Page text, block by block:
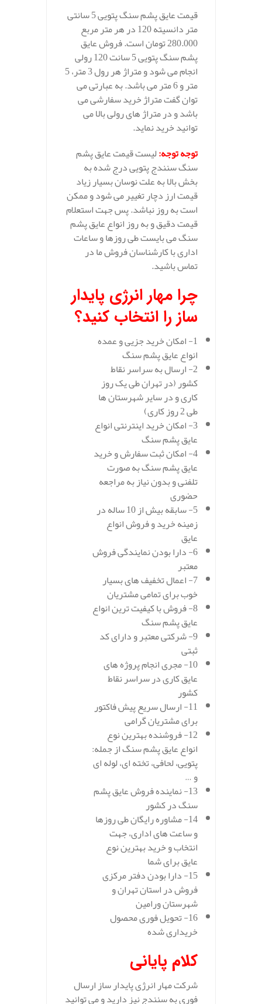
قیمت عایق پشم سنگ پتویی 5 سانتی
متر دانسیته 120 در هر متر مربع
280.000 تومان است. فروش عایق
پشم سنگ پتویی 5 سانت 120 رولی
انجام می شود و متراژ هر رول 3 متر، 5
متر و 6 متر می باشد. به عبارتی می
توان گفت متراژ خرید سفارشی می
باشد و در متراژ های رولی بالا می
توانید خرید نماید.
توجه توجه:لیست قیمت عایق پشم
سنگ سنندج پتویی درج شده به
بخش بالا به علت نوسان بسیار زیاد
قیمت ارز دچار تغییر می شود و ممکن
است به روز نباشد. پس جهت استعلام
قیمت دقیق و به روز انواع عایق پشم
سنگ می بایست طی روزها و ساعات
اداری با کارشناسان فروش ما در
تماس باشید.
چرا مهار انرژی پایدار
ساز را انتخاب کنید؟
1- امکان خرید جزیی و عمده
انواع عایق پشم سنگ
2- ارسال به سراسر نقاط
کشور (در تهران طی یک روز
کاری و در سایر شهرستان ها
طی 2 روز کاری)
3- امکان خرید اینترنتی انواع
عایق پشم سنگ
4- امکان ثبت سفارش و خرید
عایق پشم سنگ به صورت
تلفنی و بدون نیاز به مراجعه
حضوری
5- سابقه بیش از 10 ساله در
زمینه خرید و فروش انواع
عایق
6- دارا بودن نمایندگی فروش
معتبر
7- اعمال تخفیف های بسیار
خوب برای تمامی مشتریان
8- فروش با کیفیت ترین انواع
عایق پشم سنگ
9- شرکتی معتبر و دارای کد
ثبتی
10- مجری انجام پروژه های
عایق کاری در سراسر نقاط
کشور
11- ارسال سریع پیش فاکتور
برای مشتریان گرامی
12- فروشنده بهترین نوع
انواع عایق پشم سنگ از جمله:
پتویی، لحافی، تخته ای، لوله ای
و …
13- نماینده فروش عایق پشم
سنگ در کشور
14- مشاوره رایگان طی روزها
و ساعت های اداری، جهت
انتخاب و خرید بهترین نوع
عایق برای شما
15- دارا بودن دفتر مرکزی
فروش در استان تهران و
شهرستان ورامین
16- تحویل فوری محصول
خریداری شده
کلام پایانی
شرکت مهار انرژی پایدار ساز ارسال
فوری به سنندج نیز دارید و می توانید